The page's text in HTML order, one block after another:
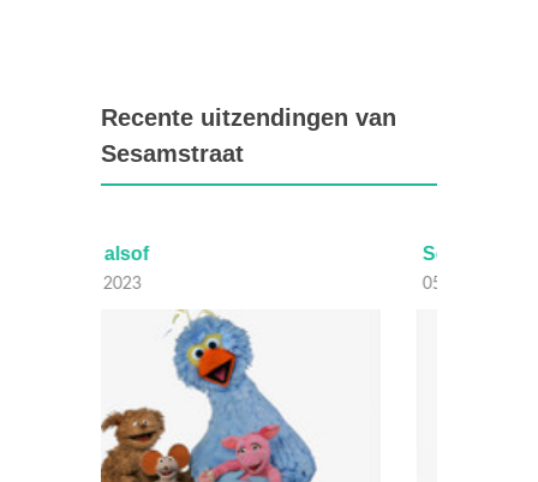
Recente uitzendingen van
Sesamstraat
Sorteren
05 Juli 2023